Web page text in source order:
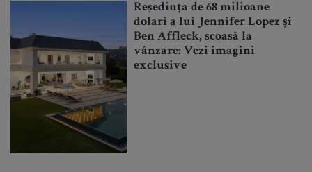
Reședința de 68 milioane
dolari a lui Jennifer Lopez și
Ben Affleck, scoasă la
vânzare: Vezi imagini
exclusive